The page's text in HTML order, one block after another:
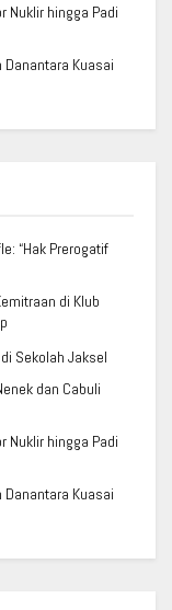
Nuklir hingga Padi
Danantara Kuasai
“Hak Prerogatif
di Klub
Sekolah Jaksel
dan Cabuli
Nuklir hingga Padi
Danantara Kuasai